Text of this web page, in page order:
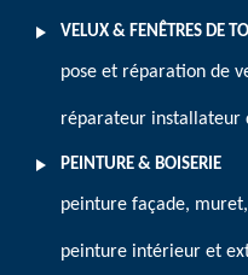
VELUX & FENÊTRES DE
pose et réparation de
réparateur installateur
PEINTURE & BOISERIE
peinture façade,
peinture intérieur et